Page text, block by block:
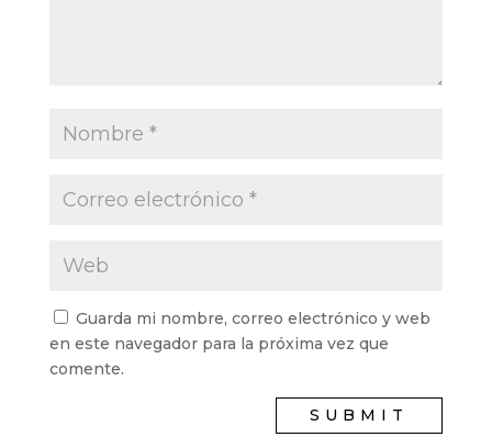
Guarda mi nombre, correo electrónico y web
en este navegador para la próxima vez que
comente.